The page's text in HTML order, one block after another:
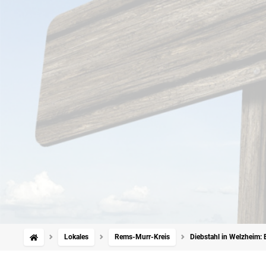
Lokales Rems-Murr-Kreis Diebstahl in Welzheim: